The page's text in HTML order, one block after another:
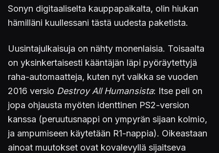
Sonyn digitaaliselta kauppapaikalta, olin hiukan
hämilläni kuullessani tästä uudesta paketista.
Uusintajulkaisuja on nähty monenlaisia. Toisaalta
on yksinkertaisesti kääntäjän läpi pyöräytettyjä
raha-automaatteja, kuten nyt vaikka se vuoden
2016 versio Destroy All Humansista: Itse peli on
jopa ohjausta myöten identtinen PS2-version
kanssa (peruutusnappi on ympyrän sijaan kolmio,
ja ampumiseen käytetään R1-nappia). Oikeastaan
ainoat muutokset ovat kovalevyllä sijaitseva